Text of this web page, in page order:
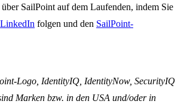
SailPoint auf dem Laufenden, indem Sie
LinkedIn folgen und den SailPoint-
Logo, IdentityIQ, IdentityNow, SecurityIQ
Marken bzw. in den USA und/oder in